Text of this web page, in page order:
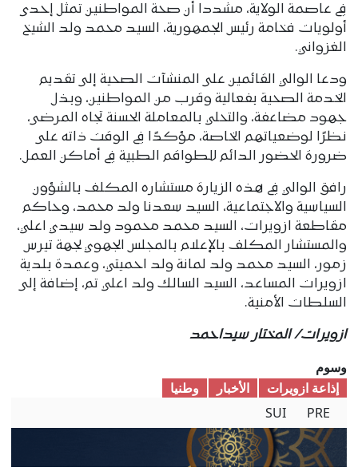
في عاصمة الولاية، مشددا أن صحة المواطنين تمثل إحدى
أولويات فخامة رئيس الجمهورية، السيد محمد ولد الشيخ
الغزواني.
ودعا الوالي القائمين على المنشآت الصحية إلى تقديم
الخدمة الصحية بفعالية وقرب من المواطنين، وبذل
جهود مضاعفة، والتحلي بالمعاملة الحسنة تجاه المرضى،
نظرًا لوضعياتهم الخاصة، مؤكدًا في الوقت ذاته على
ضرورة الحضور الدائم للطواقم الطبية في أماكن العمل.
رافق الوالي في هذه الزيارة مستشاره المكلف بالشؤون
السياسية والاجتماعية، السيد سعدنا ولد محمد، وحاكم
مقاطعة ازويرات، السيد محمد محمود ولد سيدي اعلي،
والمستشار المكلف بالإعلام بالمجلس الجهوي لجهة تيرس
زمور، السيد محمد ولد لمانة ولد احميتي، وعمدة بلدية
ازويرات المساعد، السيد السالك ولد اعلي تم، إضافة إلى
السلطات الأمنية.
ازويرات/ المختار سيداحمد
وسوم
إذاعة ازويرات
الأخبار
وطنیا
PRE
SUI